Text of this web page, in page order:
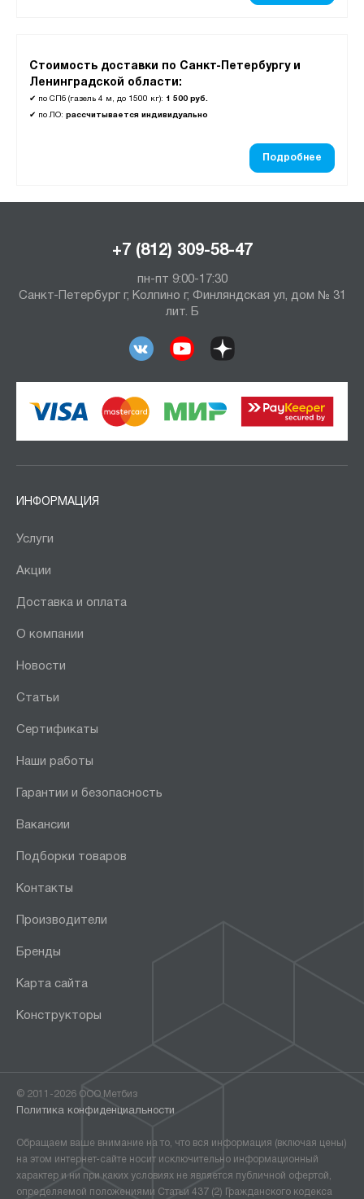
Стоимость доставки по Санкт-Петербургу и
Ленинградской области:
✔ по СПб (газель 4 м, до 1500 кг): 1 500 руб.
✔ по ЛО: рассчитывается индивидуально
Подробнее
+7 (812) 309-58-47
пн-пт 9:00-17:30
Санкт-Петербург г, Колпино г, Финляндская ул, дом № 31
лит. Б
ИНФОРМАЦИЯ
Услуги
Акции
Доставка и оплата
О компании
Новости
Статьи
Сертификаты
Наши работы
Гарантии и безопасность
Вакансии
Подборки товаров
Контакты
Производители
Бренды
Карта сайта
Конструкторы
© 2011-2026 ООО Метбиз
Политика конфиденциальности
Обращаем ваше внимание на то, что вся информация (включая цены)
на этом интернет-сайте носит исключительно информационный
характер и ни при каких условиях не является публичной офертой,
определяемой положениями Статьи 437 (2) Гражданского кодекса